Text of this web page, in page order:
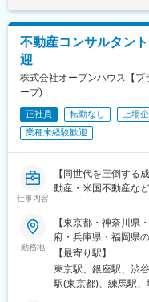
駅、旭橋駅、住吉駅(
駅、原宿駅、参宮橋
駅、二重橋前駅、秋
島町駅、桜木町駅、
海神駅、北与野駅、
波駅、大阪城公園駅
駅(大阪府)、なにわ橋
観音駅、栄町駅(愛知
社駅、神戸駅(兵庫
県)、西元町駅、三宮
駅、すすきの駅、西
橋駅、西川緑道公園
駅、犬山遊園駅、南
ター前駅、牧志駅、
駅、板橋駅、銀座駅
駅、京急川崎駅、向
京成船橋駅、近鉄名
鉄香椎駅、桜坂駅、
仏駅、豊島園駅(西武
宮駅、大阪梅田駅(
神南駅、香椎宮前駅
不動産コンサルタン
迎
株式会社オープンハウス【
ープ)
正社員 転勤なし 上場
業種未経験歓迎
仕事内容
【同世代を圧倒する
動産・米国不動産な
勤務地
【東京都・神奈川県
府・兵庫県・福岡県
歓迎＜東京・神奈川
町、自由が丘、笹塚
千住、錦糸町北、錦
【最寄り駅】
東京駅、銀座駅、渋
駅(東京都)、練馬駅、